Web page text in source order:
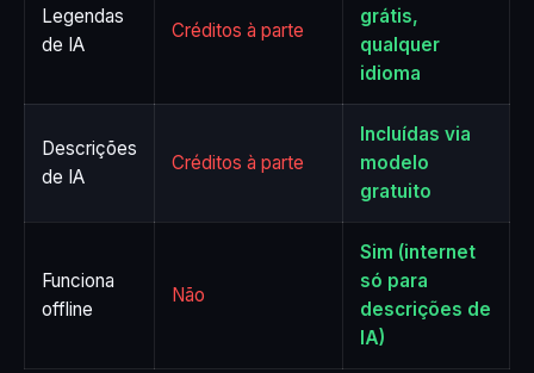
Legendas
de IA
Créditos à parte
grátis,
qualquer
idioma
Descrições
de IA
Créditos à parte
Incluídas via
modelo
gratuito
Funciona
offline
Não
Sim (internet
só para
descrições de
IA)